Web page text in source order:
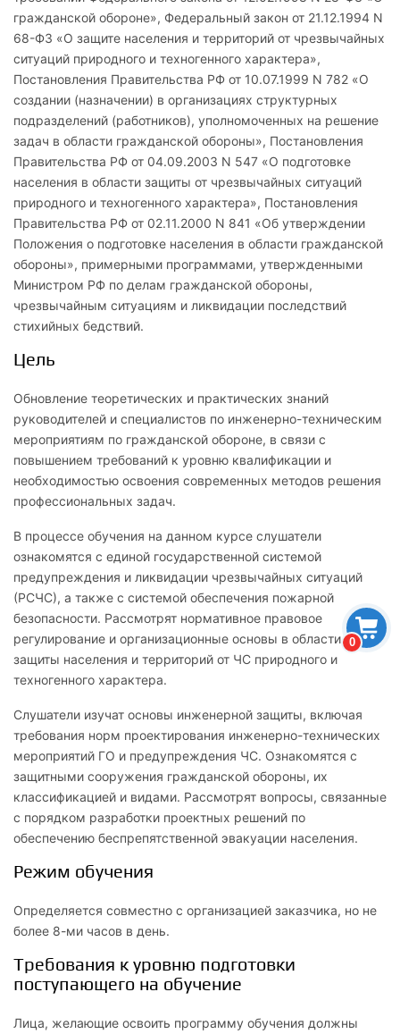
0
гражданской обороне», Федеральный закон от 21.12.1994 N
68-ФЗ «О защите населения и территорий от чрезвычайных
ситуаций природного и техногенного характера»,
Постановления Правительства РФ от 10.07.1999 N 782 «О
создании (назначении) в организациях структурных
подразделений (работников), уполномоченных на решение
задач в области гражданской обороны», Постановления
Правительства РФ от 04.09.2003 N 547 «О подготовке
населения в области защиты от чрезвычайных ситуаций
природного и техногенного характера», Постановления
Правительства РФ от 02.11.2000 N 841 «Об утверждении
Положения о подготовке населения в области гражданской
обороны», примерными программами, утвержденными
Министром РФ по делам гражданской обороны,
чрезвычайным ситуациям и ликвидации последствий
стихийных бедствий.
Цель
Обновление теоретических и практических знаний
руководителей и специалистов по инженерно-техническим
мероприятиям по гражданской обороне, в связи с
повышением требований к уровню квалификации и
необходимостью освоения современных методов решения
профессиональных задач.
В процессе обучения на данном курсе слушатели
ознакомятся с единой государственной системой
предупреждения и ликвидации чрезвычайных ситуаций
(РСЧС), а также с системой обеспечения пожарной
безопасности. Рассмотрят нормативное правовое
регулирование и организационные основы в области ГО,
защиты населения и территорий от ЧС природного и
техногенного характера.
Слушатели изучат основы инженерной защиты, включая
требования норм проектирования инженерно-технических
мероприятий ГО и предупреждения ЧС. Ознакомятся с
защитными сооружения гражданской обороны, их
классификацией и видами. Рассмотрят вопросы, связанные
с порядком разработки проектных решений по
обеспечению беспрепятственной эвакуации населения.
Режим обучения
Определяется совместно с организацией заказчика, но не
более 8-ми часов в день.
Требования к уровню подготовки
поступающего на обучение
Лица, желающие освоить программу обучения должны